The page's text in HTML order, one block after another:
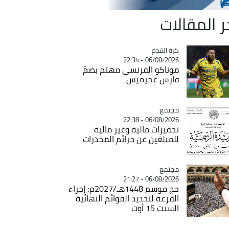
المقالات
Catégorie
كرة القدم
06/08/2026 - 22:34
موناكو الفرنسي مهتم بضمّ
فارس غجيميس
Catégorie
مجتمع
06/08/2026 - 22:38
تحفيزات مالية وغير مالية
للمبلغين عن جرائم المخدرات
Catégorie
مجتمع
06/08/2026 - 21:27
حج موسم 1448هـ/2027م: إجراء
القرعة لتحديد القوائم النهائية
السبت 15 أوت